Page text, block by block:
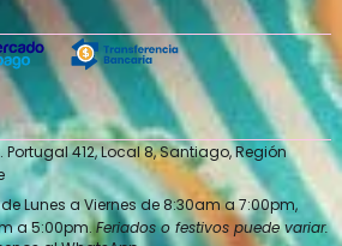
Portugal 412, Local 8, Santiago, Región
Lunes a Viernes de 8:30am a 7:00pm,
a 5:00pm.Feriados o festivos puede variar.